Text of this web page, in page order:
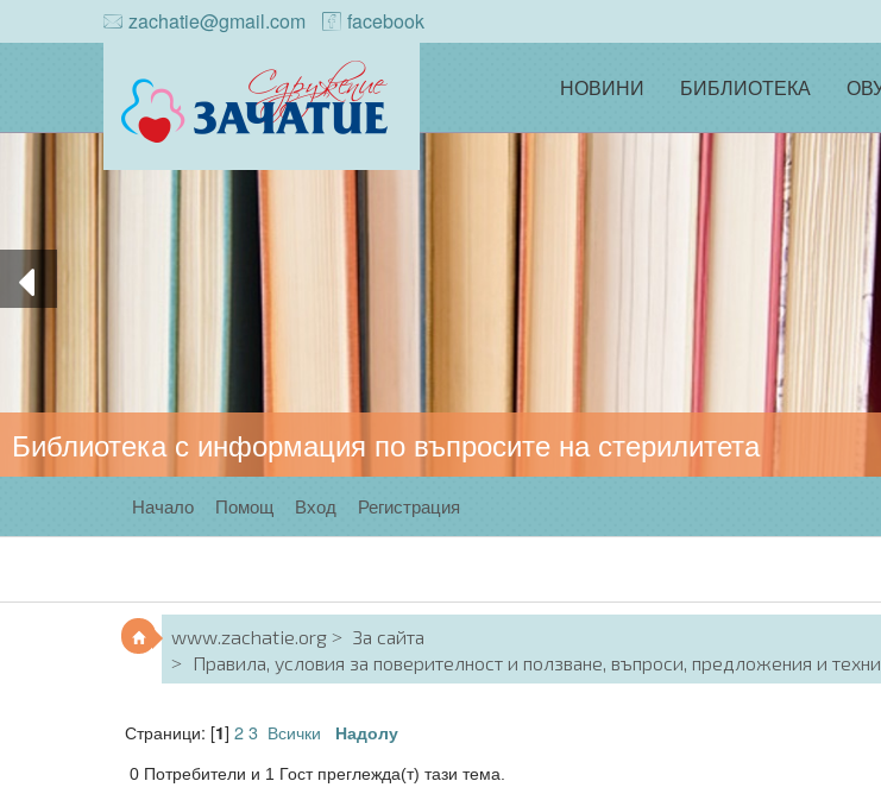
zachatie@gmail.com facebook
НОВИНИ БИБЛИОТЕКА
Библиотека с информация по въпросите на стерилитета
Начало Помощ Вход Регистрация
www.zachatie.org
За сайта
Правила, условия за поверителност и ползване, въпроси, предложения и
Страници: [1] 23 Всички Надолу
0 Потребители и 1 Гост преглежда(т) тази тема.